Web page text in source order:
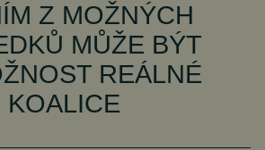
Z MOŽNÝCH
MŮŽE BÝT
REÁLNÉ
KOALICE